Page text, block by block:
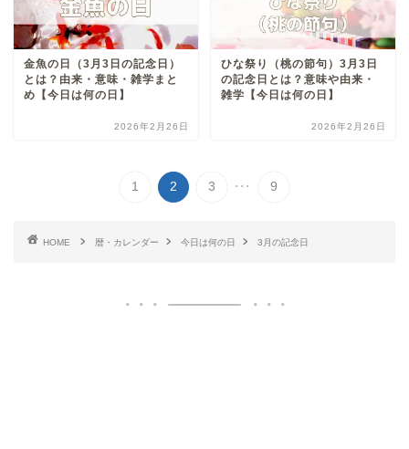
金魚の日（3月3日の記念日）
とは？由来・意味・雑学まと
め【今日は何の日】
2026年2月26日
ひな祭り（桃の節句）3月3日
の記念日とは？意味や由来・
雑学【今日は何の日】
2026年2月26日
1 2 3 ... 9
HOME 暦・カレンダー 今日は何の日 3月の記念日